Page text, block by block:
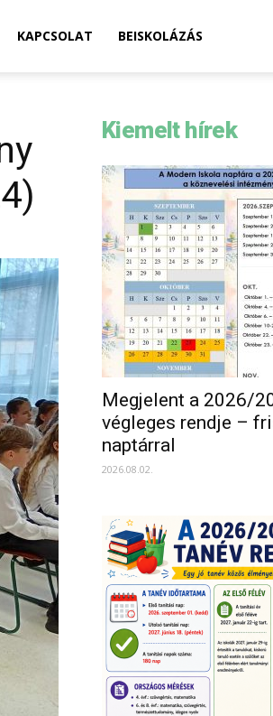
KAPCSOLAT BEISKOLÁZÁS
Kiemelt hírek
Megjelent a 2026/
végleges rendje –
naptárral
2026.08.02.